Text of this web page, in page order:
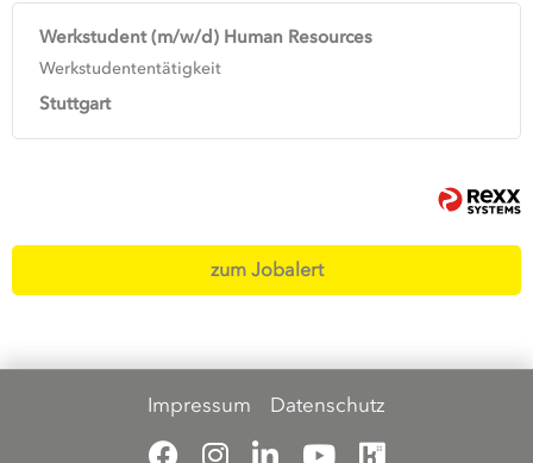
Werkstudent (m/w/d) Human Resources
Werkstudententätigkeit
Stuttgart
zum Jobalert
Impressum Datenschutz